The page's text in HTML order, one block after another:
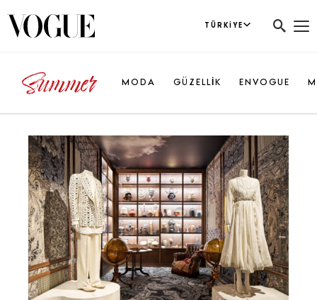
TÜRKIYE
MODA GÜZELLİK ENVOGUE